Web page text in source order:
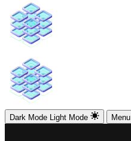
Dark Mode Light Mode Menu